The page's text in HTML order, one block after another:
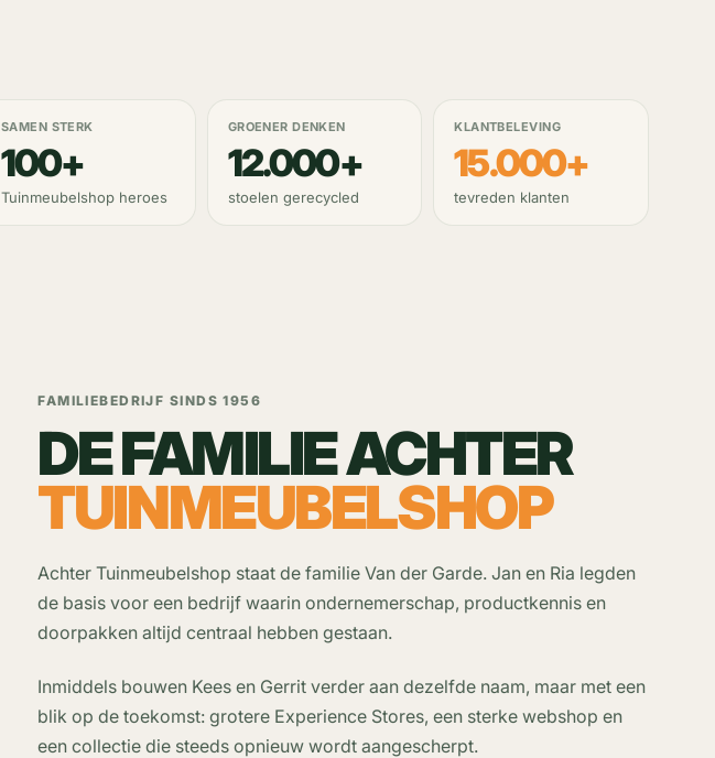
SAMEN STERK
100+
Tuinmeubelshop heroes
GROENER DENKEN
12.000+
stoelen gerecycled
KLANTBELEVING
15.000+
tevreden klanten
FAMILIEBEDRIJF SINDS 1956
DE FAMILIE ACHTER
TUINMEUBELSHOP
Achter Tuinmeubelshop staat de familie Van der Garde. Jan en Ria legden
de basis voor een bedrijf waarin ondernemerschap, productkennis en
doorpakken altijd centraal hebben gestaan.
Inmiddels bouwen Kees en Gerrit verder aan dezelfde naam, maar met een
blik op de toekomst: grotere Experience Stores, een sterke webshop en
een collectie die steeds opnieuw wordt aangescherpt.